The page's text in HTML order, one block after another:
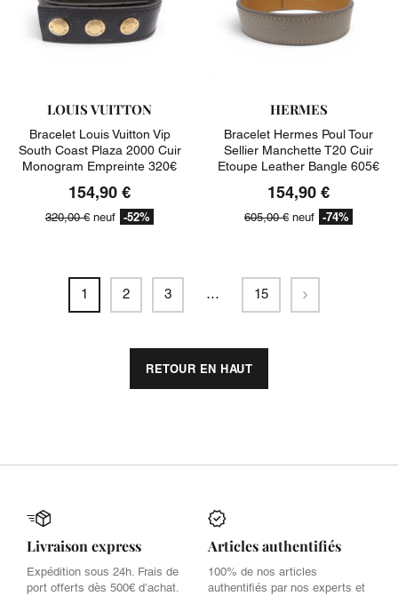
LOUIS VUITTON
Bracelet Louis Vuitton Vip
South Coast Plaza 2000 Cuir
Monogram Empreinte 320€
154,90 €
320,00 € neuf -52%
HERMES
Bracelet Hermes Poul Tour
Sellier Manchette T20 Cuir
Etoupe Leather Bangle 605€
154,90 €
605,00 € neuf -74%
1 2 3 … 15 Suivant
RETOUR EN HAUT
Livraison express
Expédition sous 24h. Frais de
port offerts dès 500€ d’achat.
Articles authentifiés
100% de nos articles
authentifiés par nos experts et